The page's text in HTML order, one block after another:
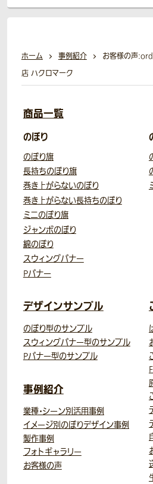
ホーム 事例紹介
お客様の声
店 ハクロマーク
商品一覧
のぼり
のぼり旗
長持ちのぼり旗
巻き上がらないのぼり
巻き上がらない長持ちのぼり
ミニのぼり旗
ジャンボのぼり
綿のぼり
スウィングバナー
Pバナー
デザインサンプル
のぼり型のサンプル
スウィングバナー型のサンプル
Pバナー型のサンプル
事例紹介
業種・シーン別活用事例
イメージ別のぼりデザイン事例
製作事例
フォトギャラリー
お客様の声